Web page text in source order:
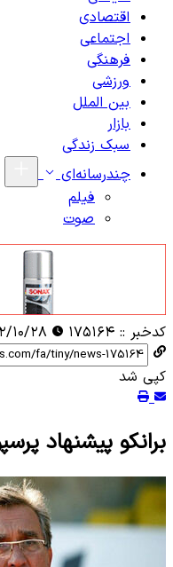
اقتصادی
اجتماعی
فرهنگی
ورزشی
بین الملل
بازار
سبک زندگی
چندرسانه‌ای
فیلم
صوت
کدخبر :: ۱۷۵۱۶۴
کپی شد
برانکو پیشنهاد